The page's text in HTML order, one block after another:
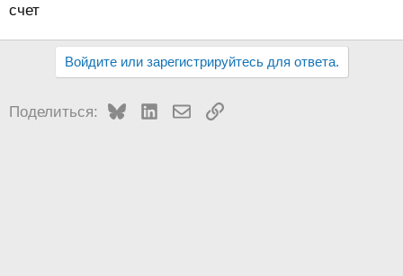
счет
Войдите или зарегистрируйтесь для ответа.
Поделиться: BlueskyLinkedInЭлектронная почта
Ссылка